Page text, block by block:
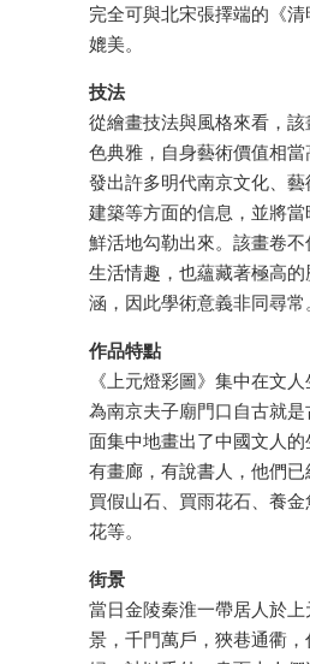
完全可與北宋張擇端的《
媲美。
技法
從繪畫技法與風格來看，
色典雅，自身藝術價值相
發出許多明代南京文化、藝
建築等方面的信息，並將
鮮活地勾勒出來。該畫卷
生活情趣，也蘊藏著極高
涵，因此學術意義非同尋常。
作品特點
《上元燈彩圖》集中在文
為南京夫子廟門口自古就
面集中地畫出了中國文人
有畫廊，有說書人，他們已
買假山石、買雨花石、養
花等。
街景
當日金陵秦淮一帶居人於
景，千門萬戶，狹巷通衢